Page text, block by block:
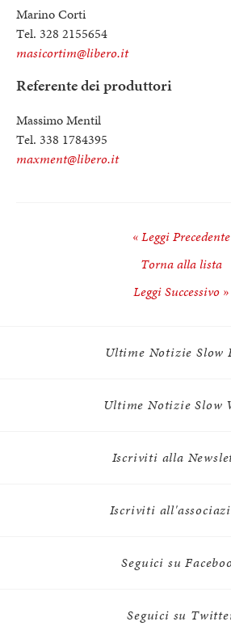
Marino Corti
Tel. 328 2155654
masicortim@libero.it
Referente dei produttori
Massimo Mentil
Tel. 338 1784395
maxment@libero.it
« Leggi Precedente
Torna alla lista
Leggi Successivo »
Ultime Notizie Slow
Ultime Notizie Slow
Iscriviti alla
Iscriviti
Seguici su
Seguici su